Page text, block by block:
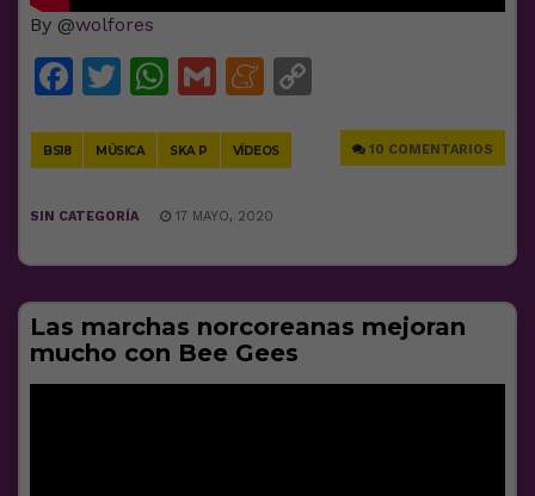
By @wolfores
Facebook
Twitter
WhatsApp
GmailMeneame
BS18 MÚSICA SKA P VÍDEOS 10 COMENTARIOS
SIN CATEGORÍA 17 MAYO, 2020
Las marchas norcoreanas mejoran
mucho con Bee Gees